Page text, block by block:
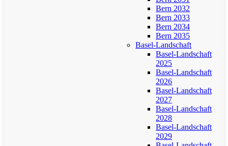
Bern 2032
Bern 2033
Bern 2034
Bern 2035
Basel-Landschaft
Basel-Landschaft
2025
Basel-Landschaft
2026
Basel-Landschaft
2027
Basel-Landschaft
2028
Basel-Landschaft
2029